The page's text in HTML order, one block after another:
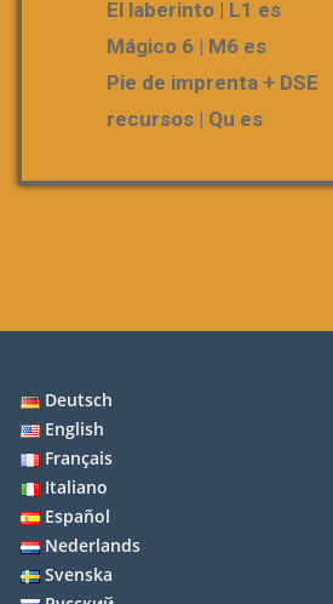
El laberinto | L1 es
Mágico 6 | M6 es
Pie de imprenta + DSE
recursos | Qu es
Deutsch
English
Français
Italiano
Español
Nederlands
Svenska